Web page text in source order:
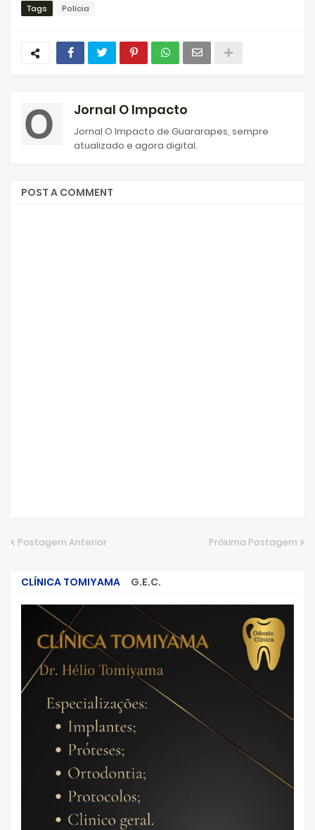
Tags Polícia
Jornal O Impacto
Jornal O Impacto de Guararapes, sempre
atualizado e agora digital.
POST A COMMENT
Postagem Anterior Próxima Postagem
CLÍNICA TOMIYAMA
G.E.C.
CRIMES QUE ABALARAM O BRASIL